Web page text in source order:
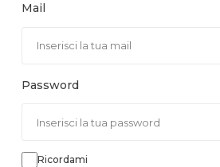
Mail
Password
Ricordami